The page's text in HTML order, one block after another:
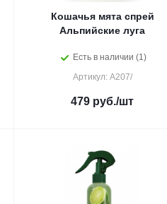
Кошачья мята спрей
Альпийские луга
Есть в наличии (1)
Артикул: А207/
479 руб./шт